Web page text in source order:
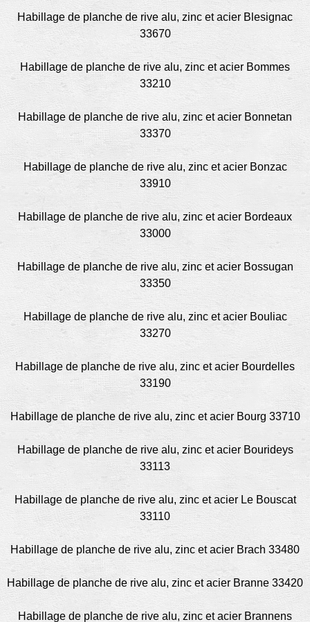
Habillage de planche de rive alu, zinc et acier Blesignac
33670
Habillage de planche de rive alu, zinc et acier Bommes
33210
Habillage de planche de rive alu, zinc et acier Bonnetan
33370
Habillage de planche de rive alu, zinc et acier Bonzac
33910
Habillage de planche de rive alu, zinc et acier Bordeaux
33000
Habillage de planche de rive alu, zinc et acier Bossugan
33350
Habillage de planche de rive alu, zinc et acier Bouliac
33270
Habillage de planche de rive alu, zinc et acier Bourdelles
33190
Habillage de planche de rive alu, zinc et acier Bourg 33710
Habillage de planche de rive alu, zinc et acier Bourideys
33113
Habillage de planche de rive alu, zinc et acier Le Bouscat
33110
Habillage de planche de rive alu, zinc et acier Brach 33480
Habillage de planche de rive alu, zinc et acier Branne 33420
Habillage de planche de rive alu, zinc et acier Brannens